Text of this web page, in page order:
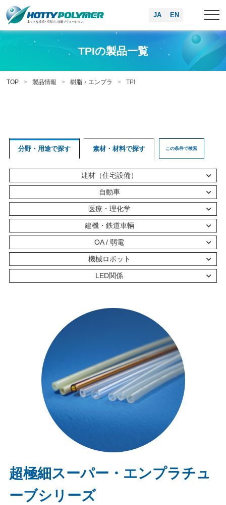
EN
JA
TPIの製品一覧
TOP 製品情報 樹脂・エンプラ TPI
分野・用途で探す 素材・材料で探す この条件で検索
建材（住宅設備）
自動車
医療・理化学
建機・鉄道車輛
OA / 弱電
機械ロボット
LED関係
超極細スーパー・エンプラチュ
ーブシリーズ